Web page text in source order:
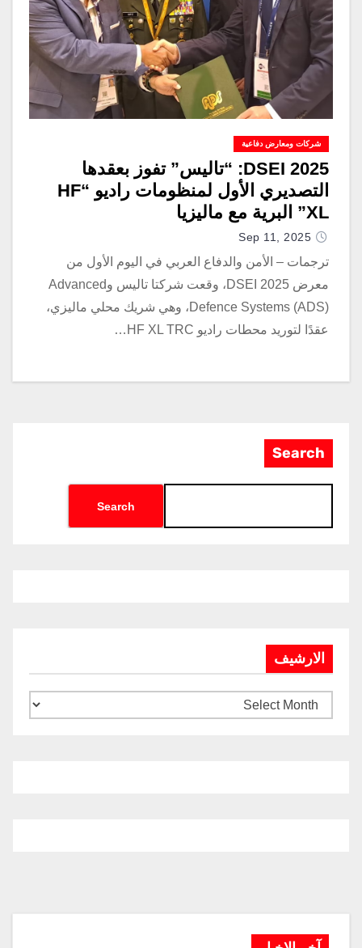
شركات ومعارض دفاعية
DSEI 2025: “تاليس” تفوز بعقدها
التصديري الأول لمنظومات راديو “HF
XL” البرية مع ماليزيا
Sep 11, 2025
ترجمات – الأمن والدفاع العربي في اليوم الأول من
معرض DSEI 2025، وقعت شركتا تاليس وAdvanced
Defence Systems (ADS)، وهي شريك محلي ماليزي،
عقدًا لتوريد محطات راديو HF XL TRC…
Search
Search
الارشيف